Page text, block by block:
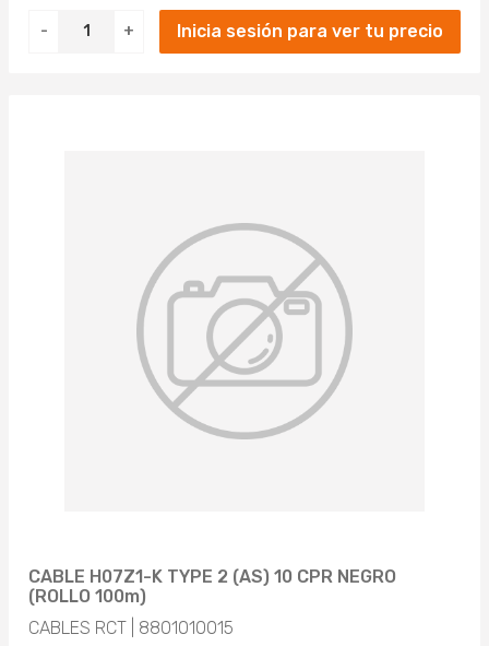
- + Inicia sesión para ver tu precio
CABLE H07Z1-K TYPE 2 (AS) 10 CPR NEGRO
(ROLLO 100m)
CABLES RCT | 8801010015